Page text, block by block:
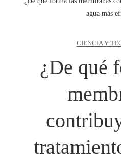
agua más
CIENCIA Y
¿De qué